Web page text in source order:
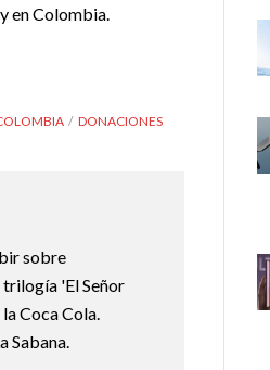
en Colombia.
DONACIONES
sobre
'El Señor
Coca Cola.
Sabana.